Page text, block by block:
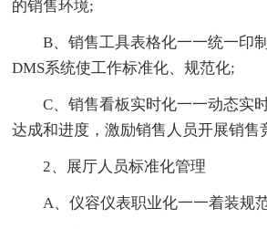
的销售环境;
B、销售工具表格化一一统一印
DMS系统使工作标准化、规范化;
C、销售看板实时化一一动态实
达成和进度，激励销售人员开展销售
2、展厅人员标准化管理
A、仪容仪表职业化一一着装规